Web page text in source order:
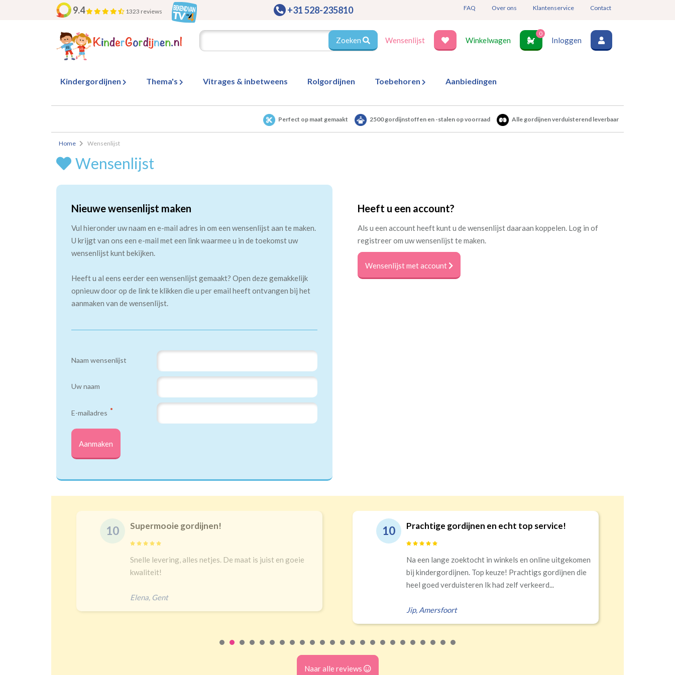
9.4 1323 reviews +31 528-235810 FAQ Over ons Klantenservice Contact
Zoeken Wensenlijst Winkelwagen
0
Inloggen
Kindergordijnen Thema's Vitrages & inbetweens Rolgordijnen Toebehoren Aanbiedingen
Perfect op maat gemaakt 2500 gordijnstoffen en -stalen op voorraad Alle gordijnen verduisterend leverbaar
Home Wensenlijst
Wensenlijst
Nieuwe wensenlijst maken
Vul hieronder uw naam en e-mail adres in om een wensenlijst aan te maken.
U krijgt van ons een e-mail met een link waarmee u in de toekomst uw
wensenlijst kunt bekijken.
Heeft u al eens eerder een wensenlijst gemaakt? Open deze gemakkelijk
opnieuw door op de link te klikken die u per email heeft ontvangen bij het
aanmaken van de wensenlijst.
Naam wensenlijst
Uw naam
E-mailadres
Aanmaken
Heeft u een account?
Als u een account heeft kunt u de wensenlijst daaraan koppelen. Log in of
registreer om uw wensenlijst te maken.
Wensenlijst met account
10 Supermooie gordijnen!
Snelle levering, alles netjes. De maat is juist en goeie
kwaliteit!
Elena, Gent
10 Prachtige gordijnen en echt top service!
Na een lange zoektocht in winkels en online uitgekomen
bij kindergordijnen. Top keuze! Prachtigs gordijnen die
heel goed verduisteren Ik had zelf verkeerd...
Jip, Amersfoort
Naar alle reviews